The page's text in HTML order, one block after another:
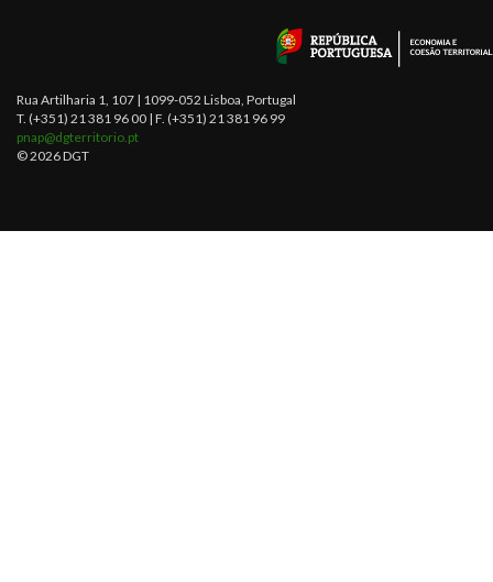
Rua Artilharia 1, 107 | 1099-052 Lisboa, Portugal
T. (+351) 21 381 96 00 | F. (+351) 21 381 96 99
pnap@dgterritorio.pt
© 2026 DGT